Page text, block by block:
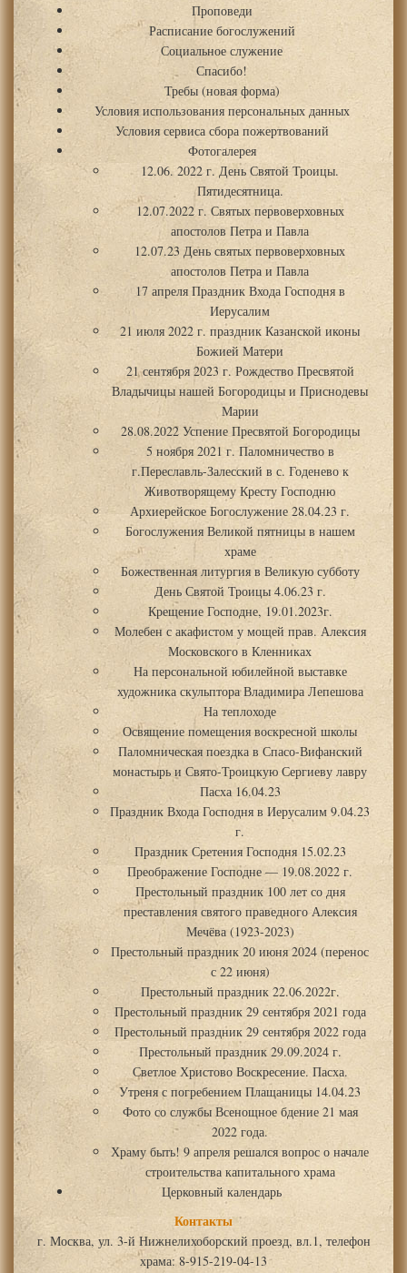
Проповеди
Расписание богослужений
Социальное служение
Спасибо!
Требы (новая форма)
Условия использования персональных данных
Условия сервиса сбора пожертвований
Фотогалерея
12.06. 2022 г. День Святой Троицы.
Пятидесятница.
12.07.2022 г. Святых первоверховных
апостолов Петра и Павла
12.07.23 День святых первоверховных
апостолов Петра и Павла
17 апреля Праздник Входа Господня в
Иерусалим
21 июля 2022 г. праздник Казанской иконы
Божией Матери
21 сентября 2023 г. Рождество Пресвятой
Владычицы нашей Богородицы и Приснодевы
Марии
28.08.2022 Успение Пресвятой Богородицы
5 ноября 2021 г. Паломничество в
г.Переславль-Залесский в с. Годенево к
Животворящему Кресту Господню
Архиерейское Богослужение 28.04.23 г.
Богослужения Великой пятницы в нашем
храме
Божественная литургия в Великую субботу
День Святой Троицы 4.06.23 г.
Крещение Господне, 19.01.2023г.
Молебен с акафистом у мощей прав. Алексия
Московского в Кленниках
На персональной юбилейной выставке
художника скульптора Владимира Лепешова
На теплоходе
Освящение помещения воскресной школы
Паломническая поездка в Спасо-Вифанский
монастырь и Свято-Троицкую Сергиеву лавру
Пасха 16.04.23
Праздник Входа Господня в Иерусалим 9.04.23
г.
Праздник Сретения Господня 15.02.23
Преображение Господне — 19.08.2022 г.
Престольный праздник 100 лет со дня
преставления святого праведного Алексия
Мечёва (1923-2023)
Престольный праздник 20 июня 2024 (перенос
с 22 июня)
Престольный праздник 22.06.2022г.
Престольный праздник 29 сентября 2021 года
Престольный праздник 29 сентября 2022 года
Престольный праздник 29.09.2024 г.
Светлое Христово Воскресение. Пасха.
Утреня с погребением Плащаницы 14.04.23
Фото со службы Всенощное бдение 21 мая
2022 года.
Храму быть! 9 апреля решался вопрос о начале
строительства капитального храма
Церковный календарь
Контакты
г. Москва, ул. 3-й Нижнелихоборский проезд, вл.1, телефон
храма: 8-915-219-04-13